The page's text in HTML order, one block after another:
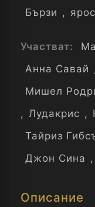
Бързи ,
Участват:
Анна Савай
Мишел
, Лудакрис ,
Тайриз
Джон Сина ,
Описание